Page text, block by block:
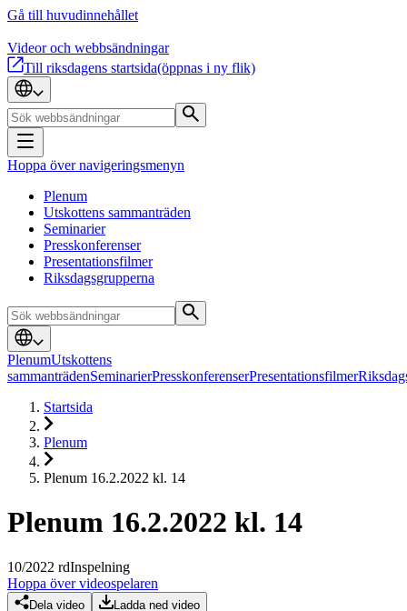
Gå till huvudinnehållet
Videor och webbsändningar
Till riksdagens startsida(öppnas i ny flik)
Hoppa över navigeringsmenyn
Plenum
Utskottens sammanträden
Seminarier
Presskonferenser
Presentationsfilmer
Riksdagsgrupperna
PlenumUtskottens
sammanträdenSeminarierPresskonferenserPresentationsfilmer
Startsida
Plenum
Plenum 16.2.2022 kl. 14
Plenum 16.2.2022 kl. 14
10/2022 rdInspelning
Hoppa över videospelaren
Dela video Ladda ned video